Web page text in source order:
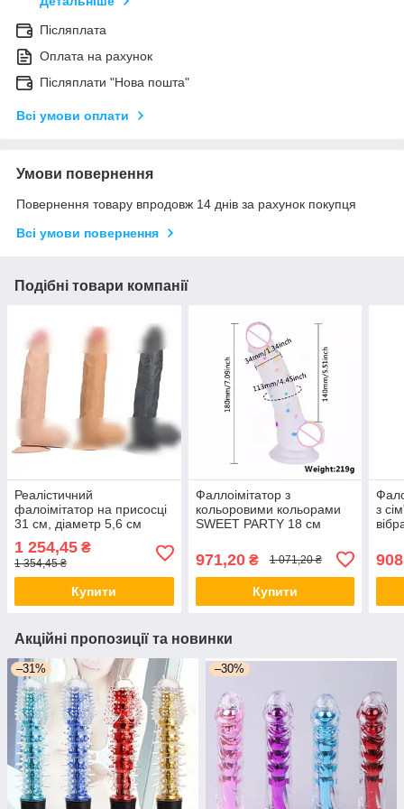
Післяплата
Оплата на рахунок
Післяплати "Нова пошта"
Всі умови оплати
Умови повернення
Повернення товару впродовж 14 днів за рахунок покупця
Всі умови повернення
Подібні товари компанії
Реалістичний
фалоімітатор на присосці
31 см, діаметр 5,6 см
1 254,45 ₴
1 354,45 ₴
Купити
Фаллоімітатор з
кольоровими кольорами
SWEET PARTY 18 см
971,20₴ 1 071,20 ₴
Купити
з
Акційні пропозиції та новинки
–31% –30%